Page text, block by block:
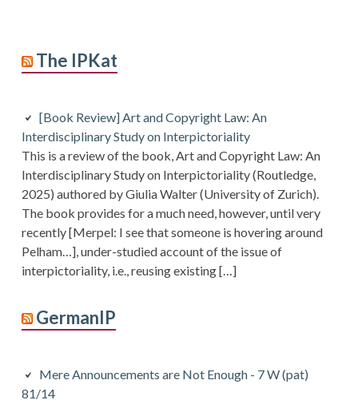
The IPKat
[Book Review] Art and Copyright Law: An
Interdisciplinary Study on Interpictoriality
This is a review of the book, Art and Copyright Law: An
Interdisciplinary Study on Interpictoriality (Routledge,
2025) authored by Giulia Walter (University of Zurich).
The book provides for a much need, however, until very
recently [Merpel: I see that someone is hovering around
Pelham…], under-studied account of the issue of
interpictoriality, i.e., reusing existing […]
GermanIP
Mere Announcements are Not Enough - 7 W (pat)
81/14